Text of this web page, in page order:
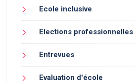
Ecole inclusive
Elections professionnelles
Entrevues
Evaluation d'école